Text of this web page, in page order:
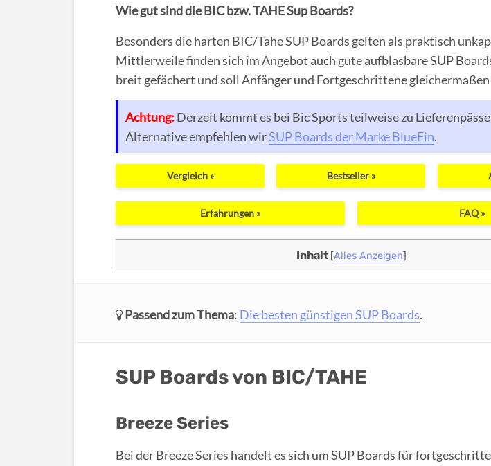
Wie gut sind die BIC bzw. TAHE Sup Boards?
Besonders die harten BIC/Tahe SUP Boards gelten als praktisch
Mittlerweile finden sich im Angebot auch gute aufblasbare SUP
breit gefächert und soll Anfänger und Fortgeschrittene gleichermaßen
Achtung: Derzeit kommt es bei Bic Sports teilweise zu
Alternative empfehlen wirSUP Boards der Marke BlueFin.
Vergleich » Bestseller »
Erfahrungen » FAQ »
Inhalt [Alles Anzeigen]
Passend zum Thema: Die besten günstigen SUP Boards.
SUP Boards von BIC/TAHE
Breeze Series
Bei der Breeze Series handelt es sich um SUP Boards für